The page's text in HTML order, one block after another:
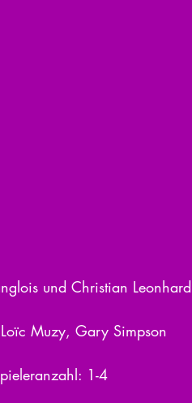
und Christian Leonhard
Muzy, Gary Simpson
1-4